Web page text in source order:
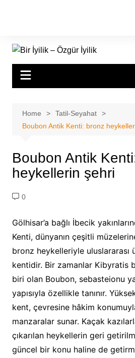
Home
Tatil-Seyahat
Boubon Antik Kenti: bronz
Boubon Antik
heykellerin şehri
0
Gölhisar’a bağlı İbecik
Kenti, dünyanın çeşitli
bronz heykelleriyle uluslararası
kentidir. Bir zamanlar Kibyratis
biri olan Boubon, sebasteionu
yapısıyla özellikle tanınır.
kent, çevresine hâkim
manzaralar sunar. Kaçak
çıkarılan heykellerin geri
güncel bir konu haline de